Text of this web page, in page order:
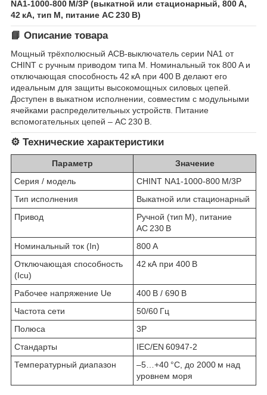
NA1‑1000‑800 M/3P (выкатной или стационарный, 800 A,
42 кA, тип M, питание AC 230 В)
📘 Описание товара
Мощный трёхполюсный ACB‑выключатель серии NA1 от
CHINT с ручным приводом типа M. Номинальный ток 800 A и
отключающая способность 42 кА при 400 В делают его
идеальным для защиты высокомощных силовых цепей.
Доступен в выкатном исполнении, совместим с модульными
ячейками распределительных устройств. Питание
вспомогательных цепей – AC 230 В.
⚙️ Технические характеристики
Параметр
Значение
Серия / модель
CHINT NA1‑1000‑800 M/3P
Тип исполнения
Выкатной или стационарный
Привод
Ручной (тип M), питание
AC 230 В
Номинальный ток (In)
800 A
Отключающая способность
(Icu)
42 кА при 400 В
Рабочее напряжение Ue
400 В / 690 В
Частота сети
50/60 Гц
Полюса
3P
Стандарты
IEC/EN 60947‑2
Температурный диапазон
–5…+40 °C, до 2000 м над
уровнем моря